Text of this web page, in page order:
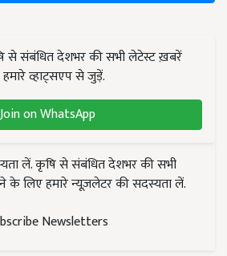
से संबंधित देशभर की सभी लेटेस्ट ख़बरें
व्हाट्सएप से जुड़ें.
Join on WhatsApp
लें. कृषि से संबंधित देशभर की सभी
लिए हमारे न्यूज़लेटर की सदस्यता लें.
Newsletters